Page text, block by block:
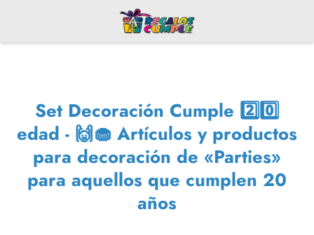
Set Decoración Cumple 2️⃣0️⃣
edad - 🙌🧁 Artículos y productos
para decoración de «Parties»
para aquellos que cumplen 20
años